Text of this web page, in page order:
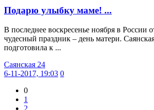
Подарю улыбку маме! ...
В последнее воскресенье ноября в России
чудесный праздник – день матери.
подготовила к ...
Саянская 24
6-11-2017, 19:03 0
0
1
2